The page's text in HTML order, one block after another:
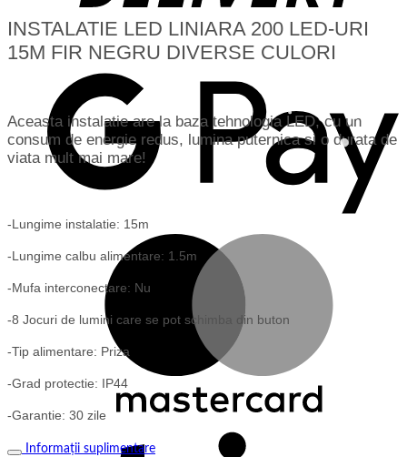
INSTALATIE LED LINIARA 200 LED-URI
15M FIR NEGRU DIVERSE CULORI
Aceasta instalatie are la baza tehnologia LED, cu un
consum de energie redus, lumina puternica si o durata de
viata mult mai mare!
-Lungime instalatie: 15m
-Lungime calbu alimentare: 1.5m
-Mufa interconectare: Nu
-8 Jocuri de lumini care se pot schimba din buton
-Tip alimentare: Priza
-Grad protectie: IP44
-Garantie: 30 zile
Informații suplimentare